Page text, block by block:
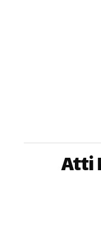
Atti